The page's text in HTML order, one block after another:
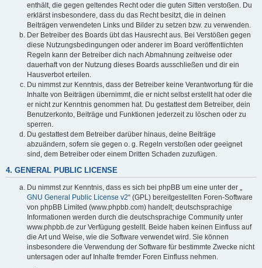
enthält, die gegen geltendes Recht oder die guten Sitten verstoßen. Du
erklärst insbesondere, dass du das Recht besitzt, die in deinen
Beiträgen verwendeten Links und Bilder zu setzen bzw. zu verwenden.
Der Betreiber des Boards übt das Hausrecht aus. Bei Verstößen gegen
diese Nutzungsbedingungen oder anderer im Board veröffentlichten
Regeln kann der Betreiber dich nach Abmahnung zeitweise oder
dauerhaft von der Nutzung dieses Boards ausschließen und dir ein
Hausverbot erteilen.
Du nimmst zur Kenntnis, dass der Betreiber keine Verantwortung für die
Inhalte von Beiträgen übernimmt, die er nicht selbst erstellt hat oder die
er nicht zur Kenntnis genommen hat. Du gestattest dem Betreiber, dein
Benutzerkonto, Beiträge und Funktionen jederzeit zu löschen oder zu
sperren.
Du gestattest dem Betreiber darüber hinaus, deine Beiträge
abzuändern, sofern sie gegen o. g. Regeln verstoßen oder geeignet
sind, dem Betreiber oder einem Dritten Schaden zuzufügen.
4. GENERAL PUBLIC LICENSE
Du nimmst zur Kenntnis, dass es sich bei phpBB um eine unter der „
GNU General Public License v2“ (GPL) bereitgestellten Foren-Software
von phpBB Limited (www.phpbb.com) handelt; deutschsprachige
Informationen werden durch die deutschsprachige Community unter
www.phpbb.de zur Verfügung gestellt. Beide haben keinen Einfluss auf
die Art und Weise, wie die Software verwendet wird. Sie können
insbesondere die Verwendung der Software für bestimmte Zwecke nicht
untersagen oder auf Inhalte fremder Foren Einfluss nehmen.